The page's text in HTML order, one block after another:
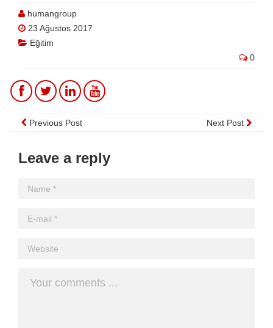
humangroup
23 Ağustos 2017
Eğitim
0
Previous Post Next Post
Leave a reply